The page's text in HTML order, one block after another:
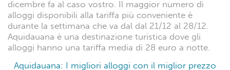
dicembre fa al caso vostro. Il maggior numero di
alloggi disponibili alla tariffa più conveniente è
durante la settimana che va dal dal 21/12 al 28/12.
Aquidauana è una destinazione turistica dove gli
alloggi hanno una tariffa media di 28 euro a notte.
Aquidauana: I migliori alloggi con il miglior prezzo